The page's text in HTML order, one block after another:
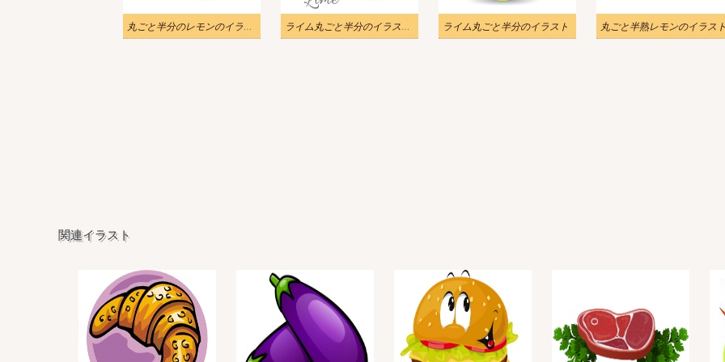
丸ごと半分のレモンのイラスト ライム丸ごと半分のイラスト1 ライム丸ごと半分のイラスト 丸ごと半熟レモンのイラス
関連イラスト